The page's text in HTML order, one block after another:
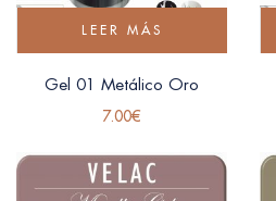
LEER MÁS
Gel 01 Metálico Oro
7.00€